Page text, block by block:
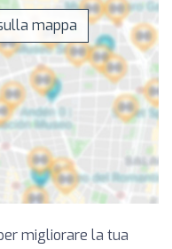
mappa
migliorare la tua